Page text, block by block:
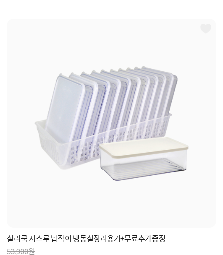
실리쿡 시스루 납작이 냉동실정리용기+무료추가증정
53,900원